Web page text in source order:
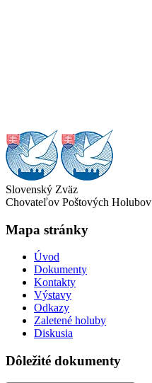
Slovenský Zväz
Chovateľov Poštových Holubov
Mapa stránky
Úvod
Dokumenty
Kontakty
Výstavy
Odkazy
Zaletené holuby
Diskusia
Dôležité dokumenty